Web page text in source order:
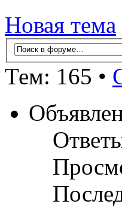
Новая тема
Тем: 165 •